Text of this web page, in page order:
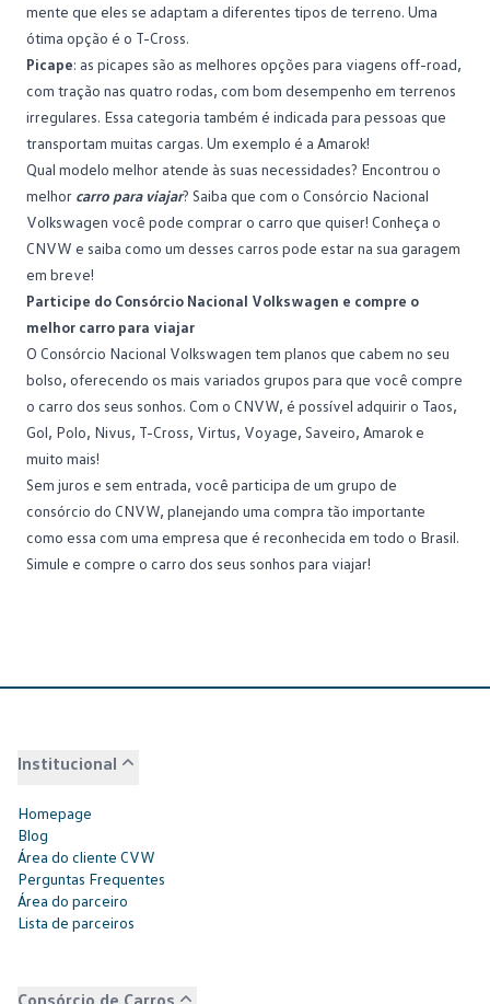
mente que eles se adaptam a diferentes tipos de terreno. Uma
ótima opção é o T-Cross.
Picape: as picapes são as melhores opções para viagens off-road,
com tração nas quatro rodas, com bom desempenho em terrenos
irregulares. Essa categoria também é indicada para pessoas que
transportam muitas cargas. Um exemplo é a Amarok!
Qual modelo melhor atende às suas necessidades? Encontrou o
melhor carro para viajar? Saiba que com o Consórcio Nacional
Volkswagen você pode comprar o carro que quiser! Conheça o
CNVW e saiba como um desses carros pode estar na sua garagem
em breve!
Participe do Consórcio Nacional Volkswagen e compre o
melhor carro para viajar
O Consórcio Nacional Volkswagen tem planos que cabem no seu
bolso, oferecendo os mais variados grupos para que você compre
o carro dos seus sonhos. Com o CNVW, é possível adquirir o Taos,
Gol, Polo, Nivus, T-Cross, Virtus, Voyage, Saveiro, Amarok e
muito mais!
Sem juros e sem entrada, você participa de um grupo de
consórcio do CNVW, planejando uma compra tão importante
como essa com uma empresa que é reconhecida em todo o Brasil.
Simule e compre o carro dos seus sonhos para viajar!
Institucional
Homepage
Blog
Área do cliente CVW
Perguntas Frequentes
Área do parceiro
Lista de parceiros
Consórcio de Carros